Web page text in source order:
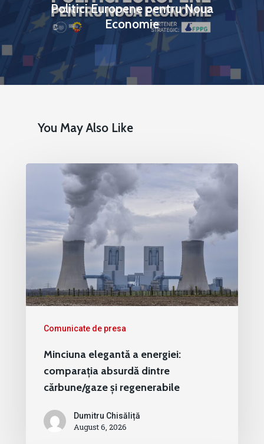
Politici Europene pentru Noua
Economie
You May Also Like
Comunicate de presa
Minciuna elegantă a energiei:
comparația absurdă dintre
cărbune/gaze și regenerabile
Dumitru Chisăliță
August 6, 2026